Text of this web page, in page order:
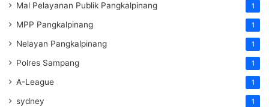
Mal Pelayanan Publik Pangkalpinang 1
MPP Pangkalpinang 1
Nelayan Pangkalpinang 1
Polres Sampang 1
A-League 1
sydney 1